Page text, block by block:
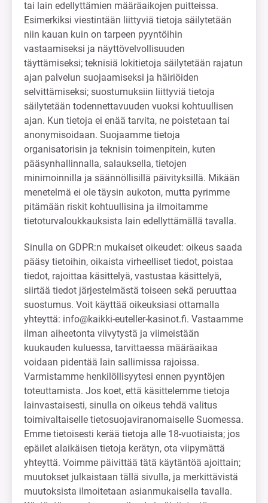
tai lain edellyttämien määräaikojen puitteissa.
Esimerkiksi viestintään liittyviä tietoja säilytetään
niin kauan kuin on tarpeen pyyntöihin
vastaamiseksi ja näyttövelvollisuuden
täyttämiseksi; teknisiä lokitietoja säilytetään rajatun
ajan palvelun suojaamiseksi ja häiriöiden
selvittämiseksi; suostumuksiin liittyviä tietoja
säilytetään todennettavuuden vuoksi kohtuullisen
ajan. Kun tietoja ei enää tarvita, ne poistetaan tai
anonymisoidaan. Suojaamme tietoja
organisatorisin ja teknisin toimenpitein, kuten
pääsynhallinnalla, salauksella, tietojen
minimoinnilla ja säännöllisillä päivityksillä. Mikään
menetelmä ei ole täysin aukoton, mutta pyrimme
pitämään riskit kohtuullisina ja ilmoitamme
tietoturvaloukkauksista lain edellyttämällä tavalla.
Sinulla on GDPR:n mukaiset oikeudet: oikeus saada
pääsy tietoihin, oikaista virheelliset tiedot, poistaa
tiedot, rajoittaa käsittelyä, vastustaa käsittelyä,
siirtää tiedot järjestelmästä toiseen sekä peruuttaa
suostumus. Voit käyttää oikeuksiasi ottamalla
yhteyttä: info@kaikki-euteller-kasinot.fi. Vastaamme
ilman aiheetonta viivytystä ja viimeistään
kuukauden kuluessa, tarvittaessa määräaikaa
voidaan pidentää lain sallimissa rajoissa.
Varmistamme henkilöllisyytesi ennen pyyntöjen
toteuttamista. Jos koet, että käsittelemme tietoja
lainvastaisesti, sinulla on oikeus tehdä valitus
toimivaltaiselle tietosuojaviranomaiselle Suomessa.
Emme tietoisesti kerää tietoja alle 18-vuotiaista; jos
epäilet alaikäisen tietoja kerätyn, ota viipymättä
yhteyttä. Voimme päivittää tätä käytäntöä ajoittain;
muutokset julkaistaan tällä sivulla, ja merkittävistä
muutoksista ilmoitetaan asianmukaisella tavalla.